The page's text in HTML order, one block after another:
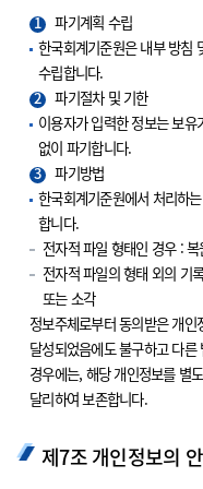
1
파기계획 수립
한국회계기준원은 내부 방침
수립합니다.
2
파기절차 및 기한
이용자가 입력한 정보는 보유
없이 파기합니다.
3
파기방법
한국회계기준원에서 처리하
합니다.
전자적 파일 형태인 경우 :
전자적 파일의 형태 외의 기
또는 소각
정보주체로부터 동의받은 개인
달성되었음에도 불구하고 다
경우에는, 해당 개인정보를 별
달리하여 보존합니다.
제7조 개인정보의